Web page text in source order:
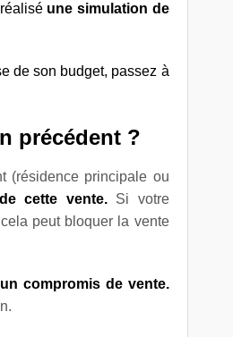
une simulation de
de son budget, passez à
précédent ?
(résidence principale ou
de cette vente.Si votre
peut bloquer la vente
compromis de vente.